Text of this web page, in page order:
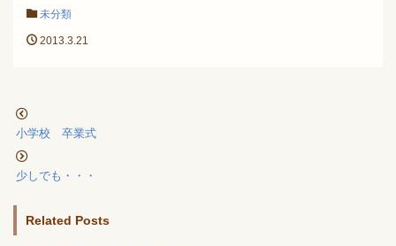
未分類
2013.3.21
小学校 卒業式
少しでも・・・
Related Posts